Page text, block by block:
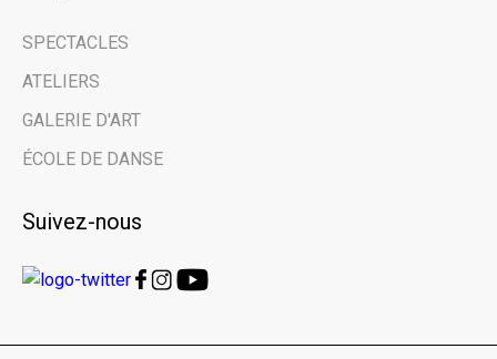
SPECTACLES
ATELIERS
GALERIE D'ART
ÉCOLE DE DANSE
Suivez-nous
Nom de famille | Last Name
Nom de votre organisme | Name of your
organization
Vous êtes ici en tant que… | You are here